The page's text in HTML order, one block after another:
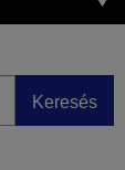
Keresés